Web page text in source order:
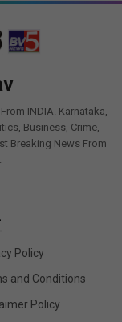
INDIA. Karnataka,
Business, Crime,
Breaking News From
Policy
and Conditions
Policy